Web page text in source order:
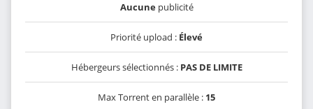
Aucunepublicité
Priorité upload : Élevé
Hébergeurs sélectionnés : PAS DE LIMITE
Max Torrent en parallèle : 15